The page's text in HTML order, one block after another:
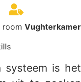
room Vughterkamer
is het